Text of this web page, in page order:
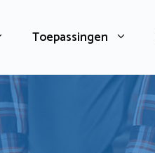
Toepassingen